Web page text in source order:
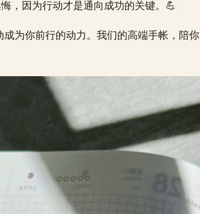
，因为行动才是通向成功的关键。💪
为你前行的动力。我们的高端手帐，陪你